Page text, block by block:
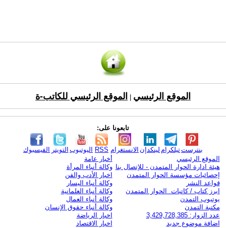
الموقع الرئيسي الموقع الرئيسي للكاتب-ة
تابعونا على:
الفيسبوك التويتر اليوتيوب RSS الانستغرام لينكدإن تيلكرامبنترست
الموقع الرئيسي
هيئة ادارة الحوار المتمدن - للإتصال بنا
إحصائيات مؤسسة الحوار المتمدن
قواعد النشر
ابرز كتاب / كاتبات الحوار المتمدن
يوتيوب التمدن
مكتبة التمدن
عدد الزوار: 3,429,728,385
اضافة موضوع جديد
أخبار عامة
وكالة أنباء المرأة
اخبار الأدب والفن
وكالة أنباء اليسار
وكالة أنباء العلمانية
وكالة أنباء العمال
وكالة أنباء حقوق الإنسان
اخبار الرياضة
اخبار الاقتصاد